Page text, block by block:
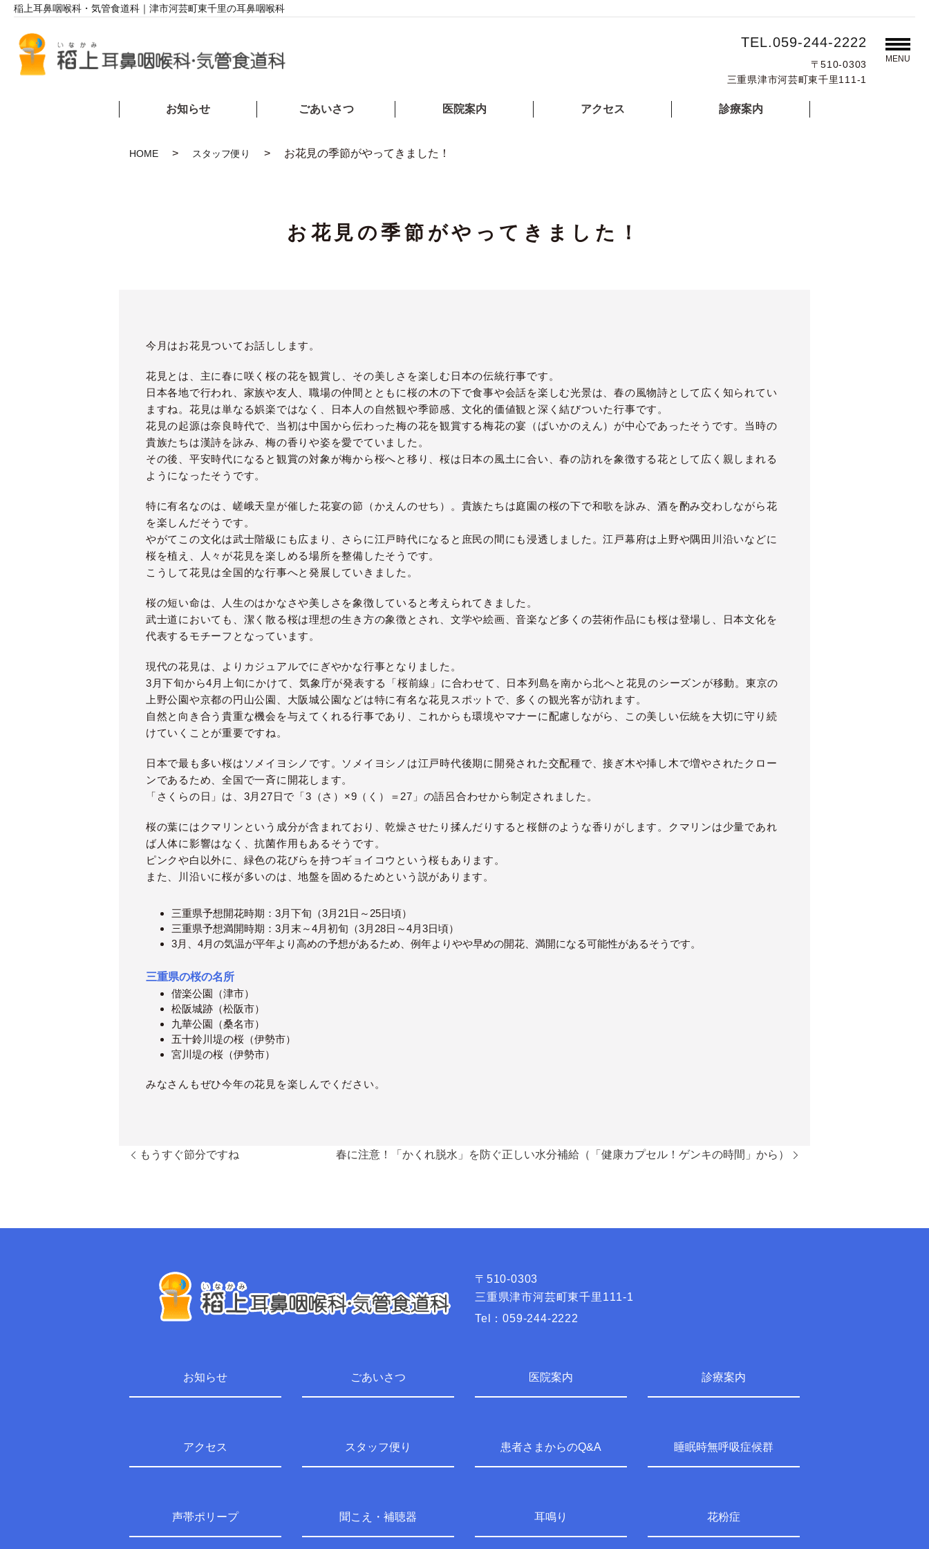
稲上耳鼻咽喉科・気管食道科｜津市河芸町東千里の耳鼻咽喉科
TEL.059-244-2222
〒510-0303
三重県津市河芸町東千里111-1
MENU
お知らせ ごあいさつ 医院案内 アクセス 診療案内
HOME スタッフ便り お花見の季節がやってきました！
お花見の季節がやってきました！
今月はお花見ついてお話しします。
花見とは、主に春に咲く桜の花を観賞し、その美しさを楽しむ日本の伝統行事です。
日本各地で行われ、家族や友人、職場の仲間とともに桜の木の下で食事や会話を楽しむ光景は、春の風物詩として広く知られてい
ますね。花見は単なる娯楽ではなく、日本人の自然観や季節感、文化的価値観と深く結びついた行事です。
花見の起源は奈良時代で、当初は中国から伝わった梅の花を観賞する梅花の宴（ばいかのえん）が中心であったそうです。当時の
貴族たちは漢詩を詠み、梅の香りや姿を愛でていました。
その後、平安時代になると観賞の対象が梅から桜へと移り、桜は日本の風土に合い、春の訪れを象徴する花として広く親しまれる
ようになったそうです。
特に有名なのは、嵯峨天皇が催した花宴の節（かえんのせち）。貴族たちは庭園の桜の下で和歌を詠み、酒を酌み交わしながら花
を楽しんだそうです。
やがてこの文化は武士階級にも広まり、さらに江戸時代になると庶民の間にも浸透しました。江戸幕府は上野や隅田川沿いなどに
桜を植え、人々が花見を楽しめる場所を整備したそうです。
こうして花見は全国的な行事へと発展していきました。
桜の短い命は、人生のはかなさや美しさを象徴していると考えられてきました。
武士道においても、潔く散る桜は理想の生き方の象徴とされ、文学や絵画、音楽など多くの芸術作品にも桜は登場し、日本文化を
代表するモチーフとなっています。
現代の花見は、よりカジュアルでにぎやかな行事となりました。
3月下旬から4月上旬にかけて、気象庁が発表する「桜前線」に合わせて、日本列島を南から北へと花見のシーズンが移動。東京の
上野公園や京都の円山公園、大阪城公園などは特に有名な花見スポットで、多くの観光客が訪れます。
自然と向き合う貴重な機会を与えてくれる行事であり、これからも環境やマナーに配慮しながら、この美しい伝統を大切に守り続
けていくことが重要ですね。
日本で最も多い桜はソメイヨシノです。ソメイヨシノは江戸時代後期に開発された交配種で、接ぎ木や挿し木で増やされたクロー
ンであるため、全国で一斉に開花します。
「さくらの日」は、3月27日で「3（さ）×9（く）＝27」の語呂合わせから制定されました。
桜の葉にはクマリンという成分が含まれており、乾燥させたり揉んだりすると桜餅のような香りがします。クマリンは少量であれ
ば人体に影響はなく、抗菌作用もあるそうです。
ピンクや白以外に、緑色の花びらを持つギョイコウという桜もあります。
また、川沿いに桜が多いのは、地盤を固めるためという説があります。
三重県予想開花時期：3月下旬（3月21日～25日頃）
三重県予想満開時期：3月末～4月初旬（3月28日～4月3日頃）
3月、4月の気温が平年より高めの予想があるため、例年よりやや早めの開花、満開になる可能性があるそうです。
三重県の桜の名所
偕楽公園（津市）
松阪城跡（松阪市）
九華公園（桑名市）
五十鈴川堤の桜（伊勢市）
宮川堤の桜（伊勢市）
みなさんもぜひ今年の花見を楽しんでください。
もうすぐ節分ですね 春に注意！「かくれ脱水」を防ぐ正しい水分補給（「健康カプセル！ゲンキの時間」から）
〒510-0303
三重県津市河芸町東千里111-1
Tel：059-244-2222
お知らせ ごあいさつ 医院案内 診療案内
アクセス スタッフ便り 患者さまからのQ&A 睡眠時無呼吸症候群
声帯ポリープ 聞こえ・補聴器 耳鳴り 花粉症